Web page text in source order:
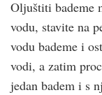
Oljuštiti bademe
vodu, stavite na
vodu bademe i
vodi, a zatim
jedan badem i s